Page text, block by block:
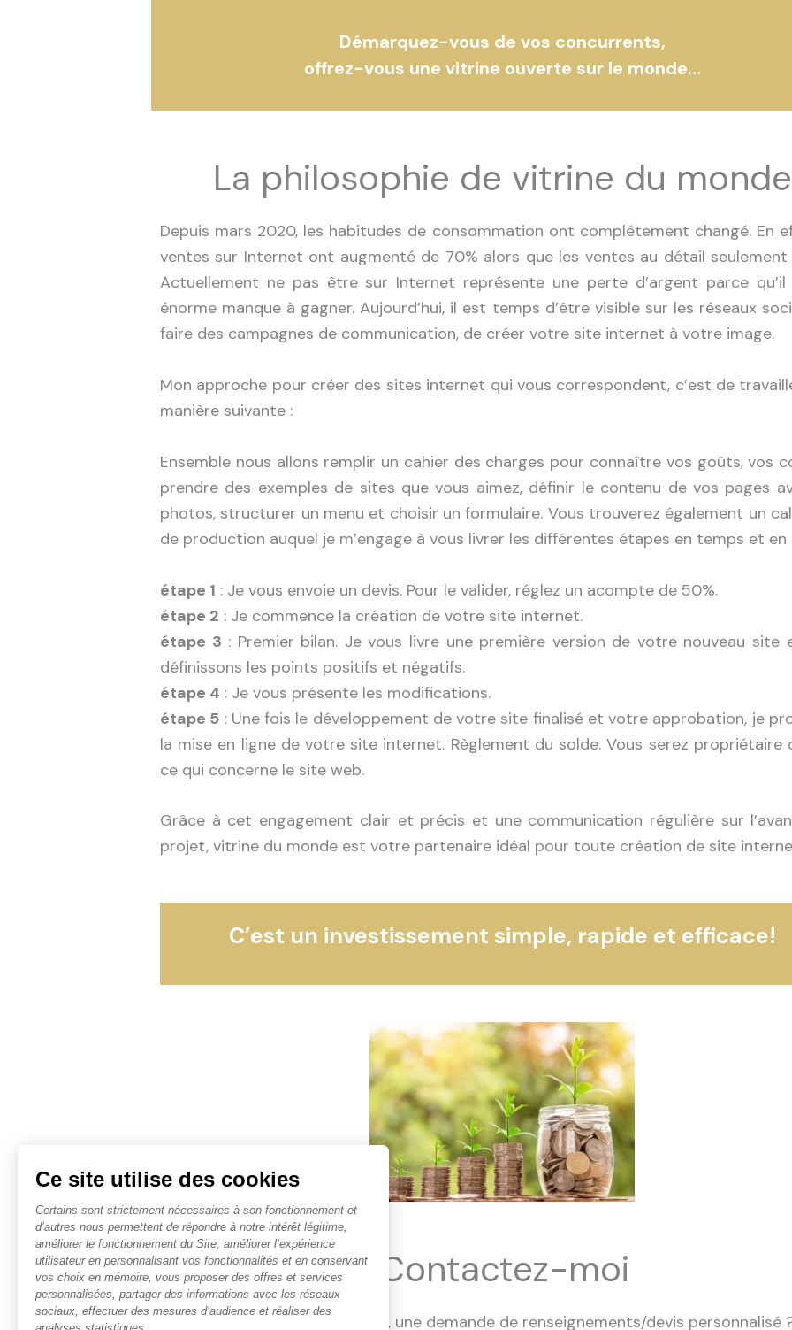
Démarquez-vous de vos concurrents,
offrez-vous une vitrine ouverte sur le monde…
La philosophie de vitrine du monde
Depuis mars 2020, les habitudes de consommation ont complétement changé. En
ventes sur Internet ont augmenté de 70% alors que les ventes au détail seulement
Actuellement ne pas être sur Internet représente une perte d’argent parce
énorme manque à gagner. Aujourd’hui, il est temps d’être visible sur les réseaux
faire des campagnes de communication, de créer votre site internet à votre image.
Mon approche pour créer des sites internet qui vous correspondent, c’est de
manière suivante :
Ensemble nous allons remplir un cahier des charges pour connaître vos goûts, vos
prendre des exemples de sites que vous aimez, définir le contenu de vos pages
photos, structurer un menu et choisir un formulaire. Vous trouverez également un
de production auquel je m’engage à vous livrer les différentes étapes en temps et en
étape 1 : Je vous envoie un devis. Pour le valider, réglez un acompte de 50%.
étape 2 : Je commence la création de votre site internet.
étape 3 : Premier bilan. Je vous livre une première version de votre nouveau site
définissons les points positifs et négatifs.
étape 4 : Je vous présente les modifications.
étape 5 : Une fois le développement de votre site finalisé et votre approbation, je
la mise en ligne de votre site internet. Règlement du solde. Vous serez
ce qui concerne le site web.
Grâce à cet engagement clair et précis et une communication régulière sur
projet, vitrine du monde est votre partenaire idéal pour toute création de site
C’est un investissement simple, rapide et efficace!
Contactez-moi
Vous avez une question, une demande de renseignements/devis personnalisé